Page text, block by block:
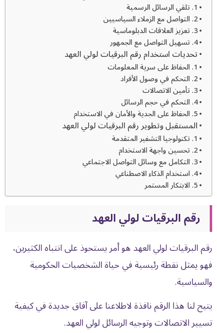
1. تلقي الرسائل الرسمية
2. التواصل مع الزملاء السياسيين
3. تعزيز العلاقات الدبلوماسية
4. تسهيل التواصل مع الجمهور
تحديات استخدام رقم البرقيات لولي العهد
1. الحفاظ على سرية المعلومات
2. التحكم في وصول الأفراد
3. تأمين الاتصالات
4. التحكم في حجم الرسائل
5. الحفاظ على الجدية والأمان في الاستخدام
المستقبل وتطوير رقم البرقيات لولي العهد
1. تكنولوجيا التشفير المتقدمة
2. تحسين واجهة الاستخدام
3. التكامل مع وسائل التواصل الاجتماعي
4. استخدام الذكاء الاصطناعي
5. الابتكار المستمر
رقم البرقيات لولي العهد
رقم البرقيات لولي العهد هو أمر يستحوذ على انتباه الكثيرين،
فهو يمثل نقطة رئيسية في حياة الشخصيات الحكومية
والسياسية.
يتيح لنا هذا الرقم نافذة لاطلاعنا على آفاق جديدة في كيفية
تسيير الاتصالات وتوجيه الرسائل لولي العهد.